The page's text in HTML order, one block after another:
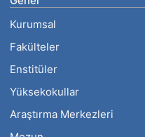
Kurumsal
Fakülteler
Enstitüler
Yüksekokullar
Araştırma Merkezleri